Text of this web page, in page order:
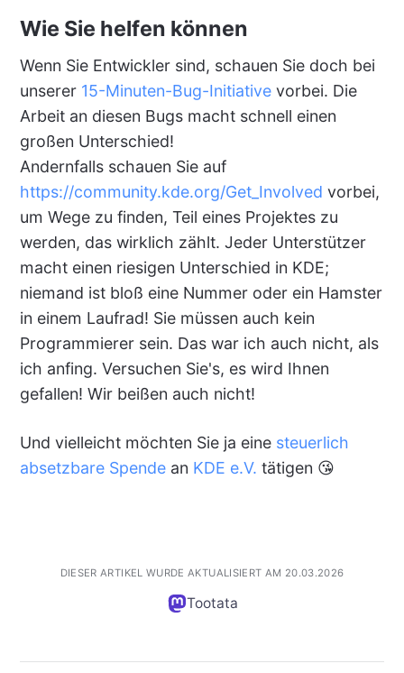
Wie Sie helfen können
Wenn Sie Entwickler sind, schauen Sie doch bei
unserer 15-Minuten-Bug-Initiativevorbei. Die
Arbeit an diesen Bugs macht schnell einen
großen Unterschied!
Andernfalls schauen Sie auf
https://community.kde.org/Get_Involved vorbei,
um Wege zu finden, Teil eines Projektes zu
werden, das wirklich zählt. Jeder Unterstützer
macht einen riesigen Unterschied in KDE;
niemand ist bloß eine Nummer oder ein Hamster
in einem Laufrad! Sie müssen auch kein
Programmierer sein. Das war ich auch nicht, als
ich anfing. Versuchen Sie's, es wird Ihnen
gefallen! Wir beißen auch nicht!
Und vielleicht möchten Sie ja eine steuerlich
absetzbare Spendean KDE e.V. tätigen 😘
DIESER ARTIKEL WURDE AKTUALISIERT AM 20.03.2026
Tootata